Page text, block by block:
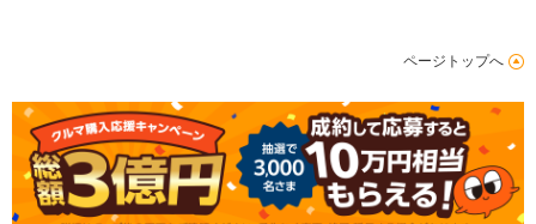
ページトップへ